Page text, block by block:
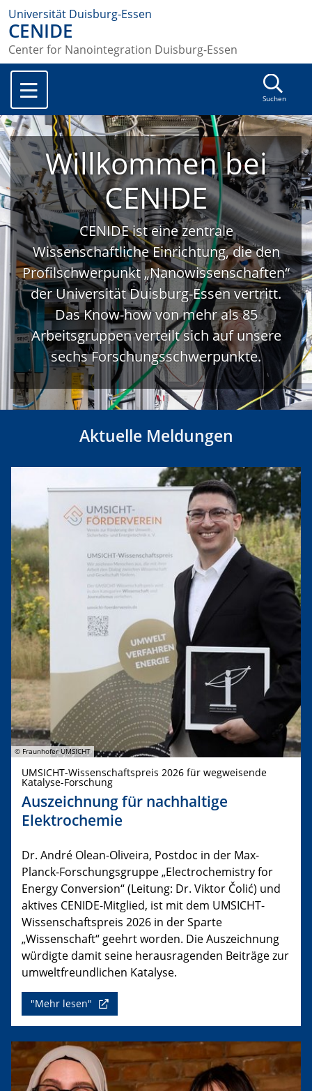
Universität Duisburg-Essen
CENIDE
Center for Nanointegration Duisburg-Essen
Suchen
Willkommen bei
CENIDE
CENIDE ist eine zentrale
Wissenschaftliche Einrichtung, die den
Profilschwerpunkt „Nanowissenschaften“
der Universität Duisburg-Essen vertritt.
Das Know-how von mehr als 85
Arbeitsgruppen verteilt sich auf unsere
sechs Forschungsschwerpunkte.
Aktuelle Meldungen
© Fraunhofer UMSICHT
UMSICHT-Wissenschaftspreis 2026 für wegweisende
Katalyse-Forschung
Auszeichnung für nachhaltige
Elektrochemie
Dr. André Olean-Oliveira, Postdoc in der Max-
Planck-Forschungsgruppe „Electrochemistry for
Energy Conversion“ (Leitung: Dr. Viktor Čolić) und
aktives CENIDE-Mitglied, ist mit dem UMSICHT-
Wissenschaftspreis 2026 in der Sparte
„Wissenschaft“ geehrt worden. Die Auszeichnung
würdigte damit seine herausragenden Beiträge zur
umweltfreundlichen Katalyse.
"Mehr lesen"